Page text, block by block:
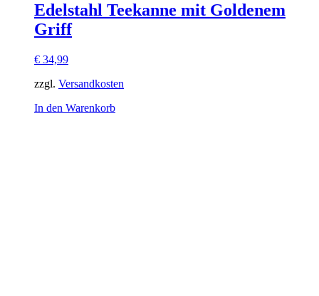
Edelstahl Teekanne mit Goldenem
Griff
€ 34,99
zzgl. Versandkosten
In den Warenkorb